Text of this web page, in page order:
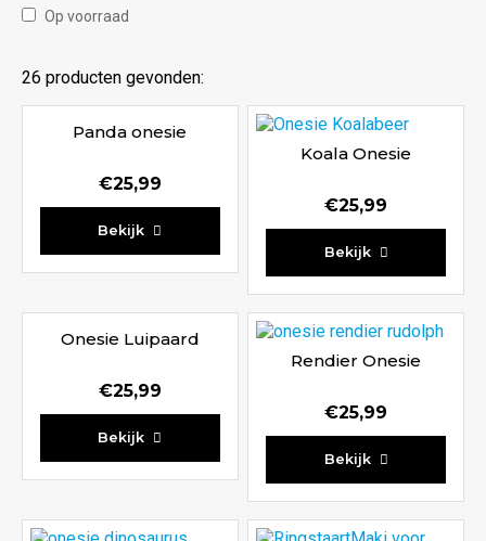
Op voorraad
26 producten gevonden:
Panda onesie
€25,99
Bekijk
Koala Onesie
€25,99
Bekijk
Onesie Luipaard
€25,99
Bekijk
Rendier Onesie
€25,99
Bekijk